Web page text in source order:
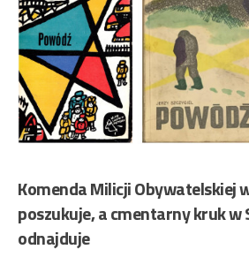
Komenda Milicji Obywatelskiej
poszukuje, a cmentarny kruk
odnajduje